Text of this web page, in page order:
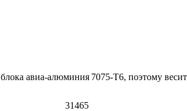
авиа‑алюминия 7075‑T6, поэтому
31465